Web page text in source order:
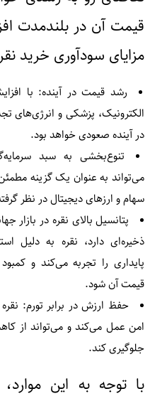
قیمت آن در بلندمدت
مزایای سودآوری خرید
رشد قیمت در آینده: با
الکترونیک، پزشکی و انرژی‌های
در آینده صعودی خواهد بود.
تنوع‌بخشی به سبد
می‌تواند به عنوان یک گزینه مطمئن
سهام و ارزهای دیجیتال در نظر
پتانسیل بالای نقره در بازار
ذخیره‌ای دارد، نقره به دلیل
پایداری را تجربه می‌کند و
قیمت آن شود.
حفظ ارزش در برابر تورم:
امن عمل می‌کند و می‌تواند از
جلوگیری کند.
با توجه به این